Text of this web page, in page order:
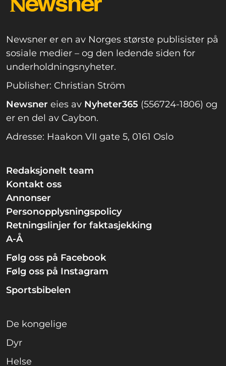
Newsner er en av Norges største publisister på
sosiale medier – og den ledende siden for
underholdningsnyheter.
Publisher: Christian Ström
Newsner eies av Nyheter365 (556724-1806) og
er en del av Caybon.
Adresse: Haakon VII gate 5, 0161 Oslo
Redaksjonelt team
Kontakt oss
Annonser
Personopplysningspolicy
Retningslinjer for faktasjekking
A-Å
Følg oss på Facebook
Følg oss på Instagram
Sportsbibelen
De kongelige
Dyr
Helse